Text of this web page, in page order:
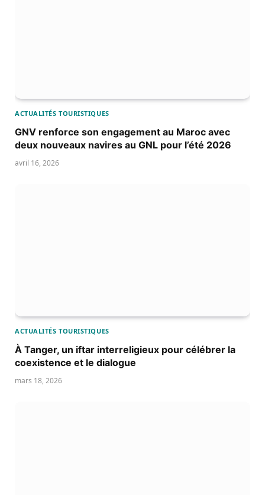
ACTUALITÉS TOURISTIQUES
GNV renforce son engagement au Maroc avec
deux nouveaux navires au GNL pour l’été 2026
avril 16, 2026
ACTUALITÉS TOURISTIQUES
À Tanger, un iftar interreligieux pour célébrer la
coexistence et le dialogue
mars 18, 2026